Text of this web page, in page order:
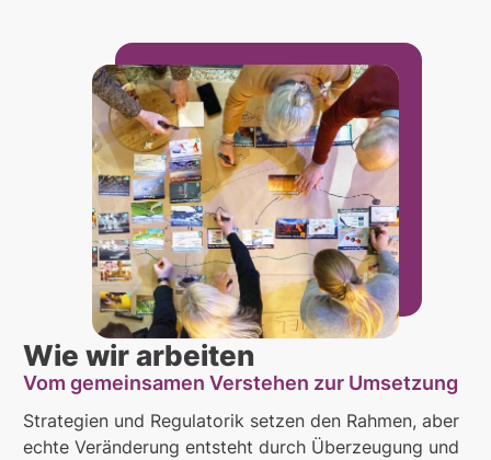
Wie wir arbeiten
Vom gemeinsamen Verstehen zur Umsetzung
Strategien und Regulatorik setzen den Rahmen, aber
echte Veränderung entsteht durch Überzeugung und